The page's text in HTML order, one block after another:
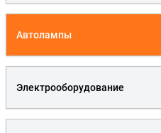
Автолампы
Электрооборудование